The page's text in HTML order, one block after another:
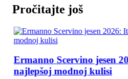
Pročitajte još
Ermanno Scervino jesen
najlepšoj modnoj kulisi